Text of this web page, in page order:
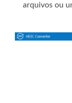
arquivos ou